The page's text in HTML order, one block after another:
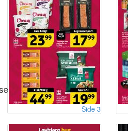
Side 3